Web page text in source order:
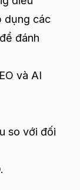
dụng các
đánh
và AI
so với đối